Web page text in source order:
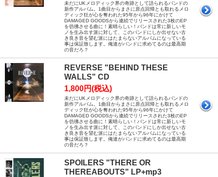
未だにUKメロディック界の奇跡として語られるバンドの
新作アルバム。1曲目からまさに原点回帰とも取れるメロ
ディック狂が心を奪われた95年から96年にかけて
DAMAGED GOODSから連続でリリースされた3枚のEP
を彷彿させる曲に！素晴らしい！バンドは常に新しいモ
ノを生み出す派に対して、このバンドにしか出せない古
き良き音を望む派にはたまらないアルバムになっている
事は保証致します。俺達がバンドに求めてるのは最高期
の音だろ？
REVERSE "BEHIND THESE
WALLS" CD
1,800円(税込)
未だにUKメロディック界の奇跡として語られるバンドの
新作アルバム。1曲目からまさに原点回帰とも取れるメロ
ディック狂が心を奪われた95年から96年にかけて
DAMAGED GOODSから連続でリリースされた3枚のEP
を彷彿させる曲に！素晴らしい！バンドは常に新しいモ
ノを生み出す派に対して、このバンドにしか出せない古
き良き音を望む派にはたまらないアルバムになっている
事は保証致します。俺達がバンドに求めてるのは最高期
の音だろ？
SPOILERS "THERE OR
THEREABOUTS" LP+mp3